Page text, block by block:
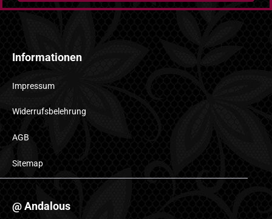
Informationen
Impressum
Widerrufsbelehrung
AGB
Sitemap
@ Andalous